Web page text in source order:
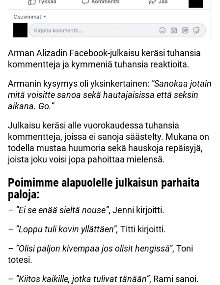
Arman Alizadin Facebook-julkaisu keräsi tuhansia
kommentteja ja kymmeniä tuhansia reaktioita.
Armanin kysymys oli yksinkertainen: ”Sanokaa jotain
mitä voisitte sanoa sekä hautajaisissa että seksin
aikana. Go.”
Julkaisu keräsi alle vuorokaudessa tuhansia
kommentteja, joissa ei sanoja säästelty. Mukana on
todella mustaa huumoria sekä hauskoja repäisyjä,
joista joku voisi jopa pahoittaa mielensä.
Poimimme alapuolelle julkaisun parhaita
paloja:
– ”Ei se enää sieltä nouse”, Jenni kirjoitti.
– ”Loppu tuli kovin yllättäen”, Titti kirjoitti.
– ”Olisi paljon kivempaa jos olisit hengissä”, Toni
totesi.
– ”Kiitos kaikille, jotka tulivat tänään”, Rami sanoi.